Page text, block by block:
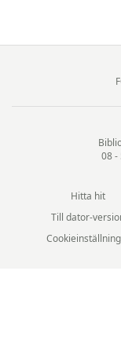
08 -
Hitta hit
Till dator-